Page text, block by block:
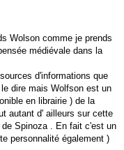
Wolson comme je prends
médiévale dans la
d'informations que
dire mais Wolfson est un
en librairie ) de la
autant d' ailleurs sur cette
Spinoza . En fait c'est un
personnalité également )